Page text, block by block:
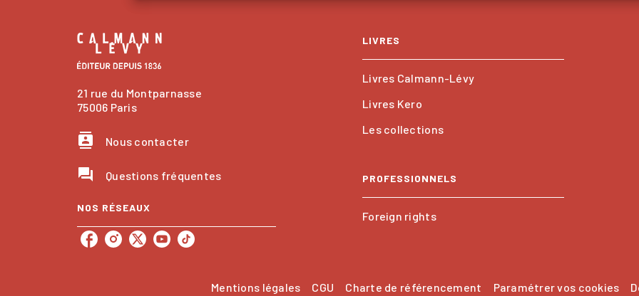
21 rue du Montparnasse
75006 Paris
contacts Nous contacter
question_answer Questions fréquentes
NOS RÉSEAUX
LIVRES
Livres Calmann-Lévy
Livres Kero
Les collections
PROFESSIONNELS
Foreign rights
Mentions légales CGU Charte de référencement Paramétrer vos cookies